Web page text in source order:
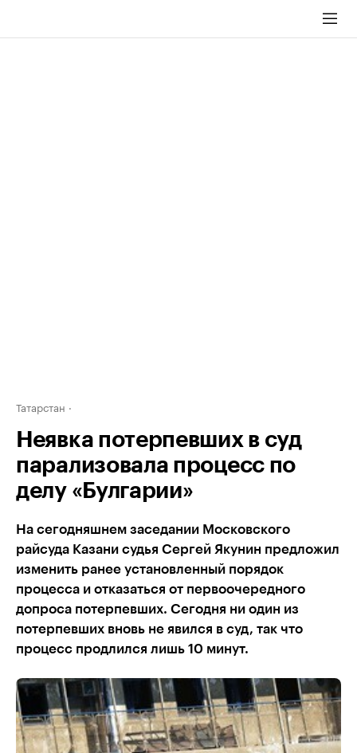
Татарстан
Неявка потерпевших в суд
парализовала процесс по
делу «Булгарии»
На сегодняшнем заседании Московского
райсуда Казани судья Сергей Якунин предложил
изменить ранее установленный порядок
процесса и отказаться от первоочередного
допроса потерпевших. Сегодня ни один из
потерпевших вновь не явился в суд, так что
процесс продлился лишь 10 минут.